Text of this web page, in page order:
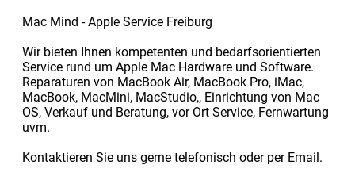
Mac Mind - Apple Service Freiburg
Wir bieten Ihnen kompetenten und bedarfsorientierten
Service rund um Apple Mac Hardware und Software.
Reparaturen von MacBook Air, MacBook Pro, iMac,
MacBook, MacMini, MacStudio,, Einrichtung von Mac
OS, Verkauf und Beratung, vor Ort Service, Fernwartung
uvm.
Kontaktieren Sie uns gerne telefonisch oder per Email.